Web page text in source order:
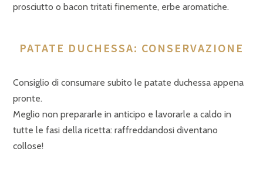
prosciutto o bacon tritati finemente, erbe aromatiche.
PATATE DUCHESSA: CONSERVAZIONE
Consiglio di consumare subito le patate duchessa appena
pronte.
Meglio non prepararle in anticipo e lavorarle a caldo in
tutte le fasi della ricetta: raffreddandosi diventano
collose!